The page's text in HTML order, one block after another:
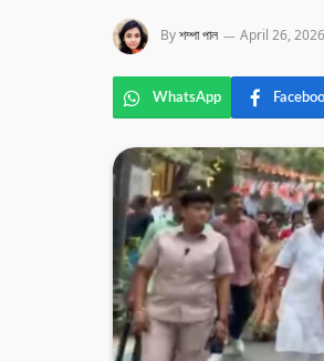
Byশম্পা পাল April 26, 2026
WhatsApp